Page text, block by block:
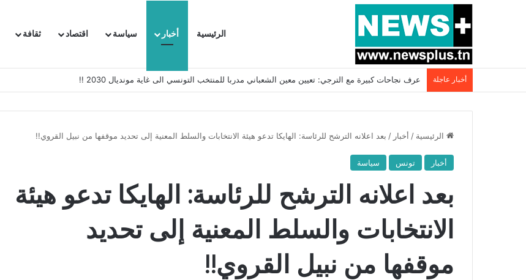
الرئيسية أخبار سياسة اقتصاد ثقافة
أخبار عاجلة بسبب المرزوقي وبتكليف من سعيّد: الخارجية تستدعي السفيرة الفرنسية بتونس وتبلغها احتجاجا شديد اللهجة !!
الرئيسية / أخبار / بعد اعلانه الترشح للرئاسة: الهايكا تدعو هيئة الانتخابات والسلط المعنية إلى تحديد موقفها من نبيل القروي!!
أخبار تونس سياسة
بعد اعلانه الترشح للرئاسة: الهايكا تدعو هيئة
الانتخابات والسلط المعنية إلى تحديد
موقفها من نبيل القروي!!